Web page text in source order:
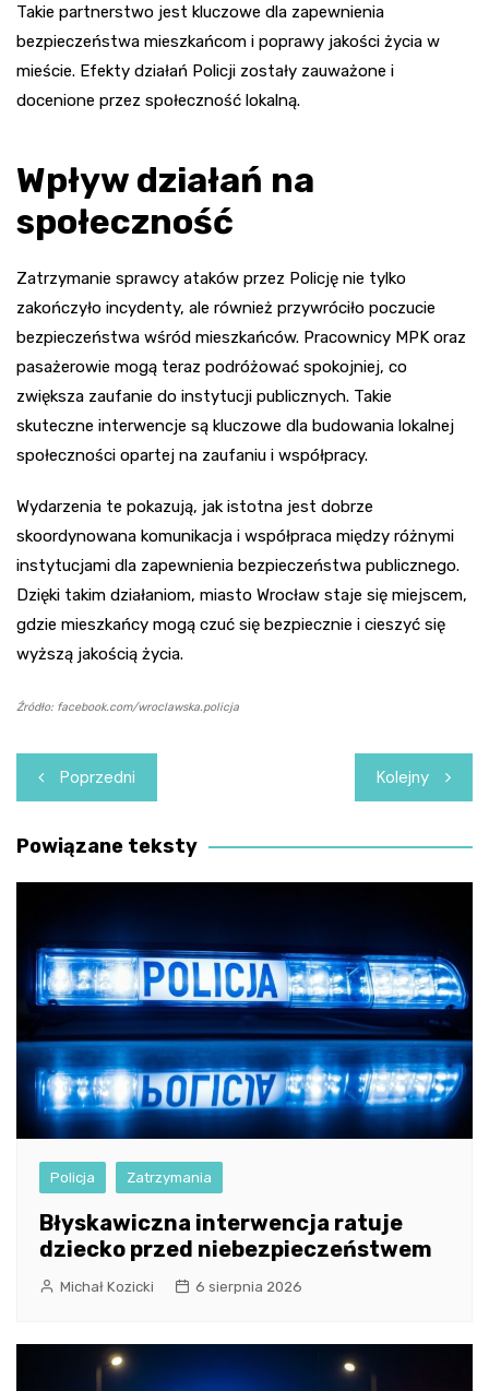
Takie partnerstwo jest kluczowe dla zapewnienia
bezpieczeństwa mieszkańcom i poprawy jakości życia w
mieście. Efekty działań Policji zostały zauważone i
docenione przez społeczność lokalną.
Wpływ działań na
społeczność
Zatrzymanie sprawcy ataków przez Policję nie tylko
zakończyło incydenty, ale również przywróciło poczucie
bezpieczeństwa wśród mieszkańców. Pracownicy MPK oraz
pasażerowie mogą teraz podróżować spokojniej, co
zwiększa zaufanie do instytucji publicznych. Takie
skuteczne interwencje są kluczowe dla budowania lokalnej
społeczności opartej na zaufaniu i współpracy.
Wydarzenia te pokazują, jak istotna jest dobrze
skoordynowana komunikacja i współpraca między różnymi
instytucjami dla zapewnienia bezpieczeństwa publicznego.
Dzięki takim działaniom, miasto Wrocław staje się miejscem,
gdzie mieszkańcy mogą czuć się bezpiecznie i cieszyć się
wyższą jakością życia.
Źródło: facebook.com/wroclawska.policja
Nawigacja
wpisu
Poprzedni Kolejny
Powiązane teksty
Policja Zatrzymania
Błyskawiczna interwencja ratuje
dziecko przed niebezpieczeństwem
Michał Kozicki 6 sierpnia 2026